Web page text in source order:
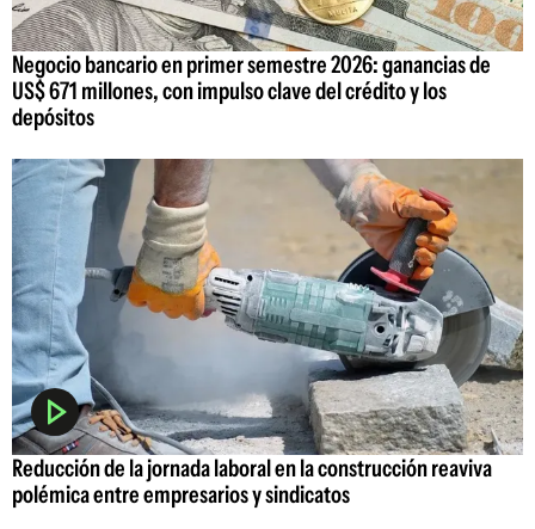
Negocio bancario en primer semestre 2026: ganancias de
US$ 671 millones, con impulso clave del crédito y los
depósitos
Reducción de la jornada laboral en la construcción reaviva
polémica entre empresarios y sindicatos